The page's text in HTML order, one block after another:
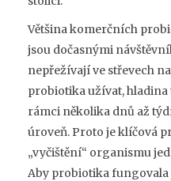
Většina komerčních
jsou dočasnými
nepřežívají ve střevech
probiotika užívat,
rámci několika dnů až
úroveň. Proto je klíčová
„vyčištění“ organismu
Aby probiotika fungovala